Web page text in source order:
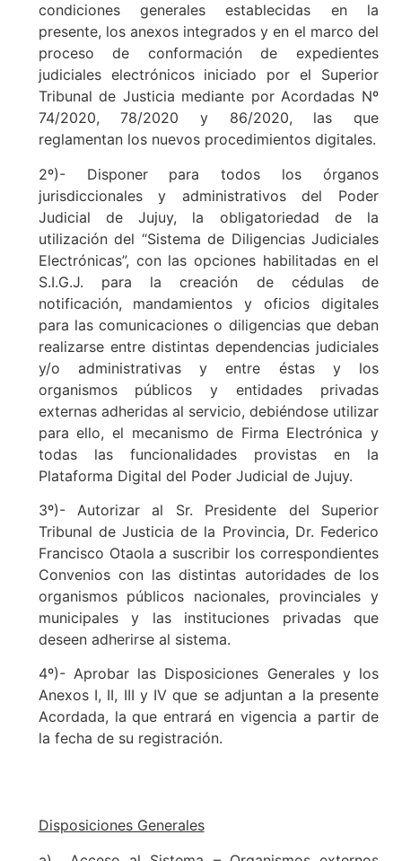
condiciones generales establecidas en la
presente, los anexos integrados y en el marco del
proceso de conformación de expedientes
judiciales electrónicos iniciado por el Superior
Tribunal de Justicia mediante por Acordadas Nº
74/2020, 78/2020 y 86/2020, las que
reglamentan los nuevos procedimientos digitales.
2º)- Disponer para todos los órganos
jurisdiccionales y administrativos del Poder
Judicial de Jujuy, la obligatoriedad de la
utilización del “Sistema de Diligencias Judiciales
Electrónicas”, con las opciones habilitadas en el
S.I.G.J. para la creación de cédulas de
notificación, mandamientos y oficios digitales
para las comunicaciones o diligencias que deban
realizarse entre distintas dependencias judiciales
y/o administrativas y entre éstas y los
organismos públicos y entidades privadas
externas adheridas al servicio, debiéndose utilizar
para ello, el mecanismo de Firma Electrónica y
todas las funcionalidades provistas en la
Plataforma Digital del Poder Judicial de Jujuy.
3º)- Autorizar al Sr. Presidente del Superior
Tribunal de Justicia de la Provincia, Dr. Federico
Francisco Otaola a suscribir los correspondientes
Convenios con las distintas autoridades de los
organismos públicos nacionales, provinciales y
municipales y las instituciones privadas que
deseen adherirse al sistema.
4º)- Aprobar las Disposiciones Generales y los
Anexos I, II, III y IV que se adjuntan a la presente
Acordada, la que entrará en vigencia a partir de
la fecha de su registración.
Disposiciones Generales